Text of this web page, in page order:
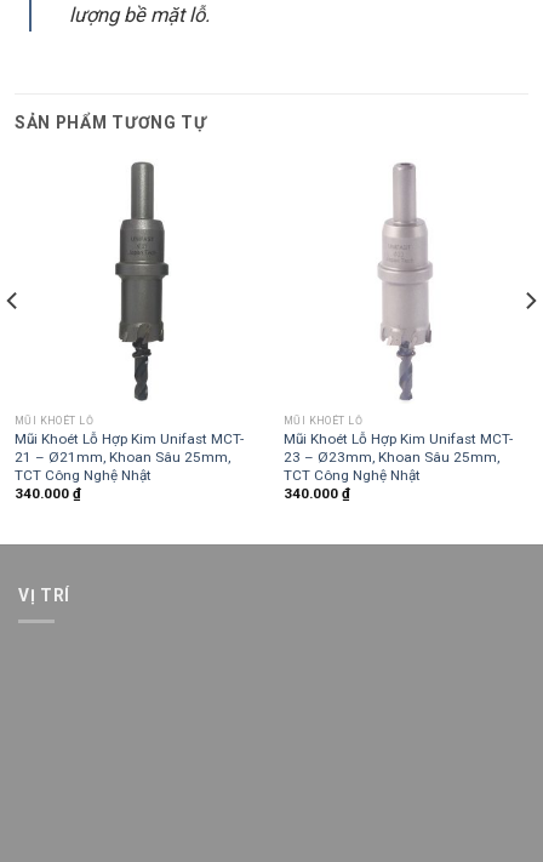
lượng bề mặt lỗ.
SẢN PHẨM TƯƠNG TỰ
MŨI KHOÉT LỖ
Mũi Khoét Lỗ Hợp Kim Unifast MCT-
21 – Ø21mm, Khoan Sâu 25mm,
TCT Công Nghệ Nhật
340.000 ₫
MŨI KHOÉT LỖ
Mũi Khoét Lỗ Hợp Kim Unifast MCT-
23 – Ø23mm, Khoan Sâu 25mm,
TCT Công Nghệ Nhật
340.000 ₫
VỊ TRÍ